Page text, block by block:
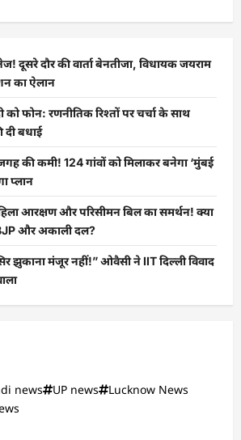
दूसरे दौर की वार्ता बेनतीजा, विधायक जयराम
का ऐलान
को फोन: रणनीतिक रिश्तों पर चर्चा के साथ
बधाई
की कमी! 124 गांवों को मिलाकर बनेगा ‘मुंबई
प्लान
आरक्षण और परिसीमन बिल का समर्थन! क्या
और अकाली दल?
झुकाना मंजूर नहीं!” ओवैसी ने IIT दिल्ली विवाद
news UP news
Lucknow News